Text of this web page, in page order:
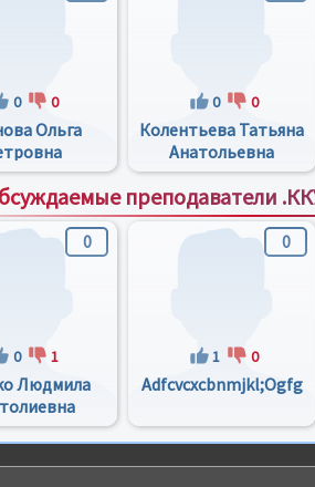
0 0
Ольга
0 0
Колентьева Татьяна
Анатольевна
преподаватели
0
0 1
Людмила
0
1 0
Adfcvcxcbnmjkl;ogfg